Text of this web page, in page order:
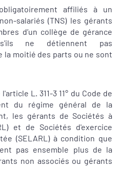
affiliés à un
salariés (TNS) les gérants
d’un collège de gérance
ne détiennent pas
la moitié des parts ou ne sont
L. 311-3 11° du Code de
du régime général de la
les gérants de Sociétés à
et de Sociétés d'exercice
(SELARL) à condition que
pas ensemble plus de la
non associés ou gérants